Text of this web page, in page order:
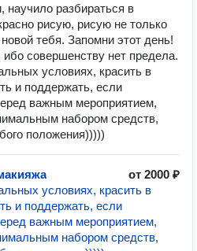
научило разбираться в
рисую, рисую не только
тебя. Запомни этот день!
совершенству нет предела.
условиях, красить в
и поддержать, если
важным мероприятием,
набором средств,
положения)))))
от 2000 ₽
условиях, красить в
и поддержать, если
важным мероприятием,
набором средств,